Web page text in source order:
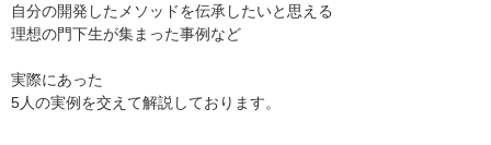
自分の開発したメソッドを伝承したいと思える
理想の門下生が集まった事例など
実際にあった
5人の実例を交えて解説しております。